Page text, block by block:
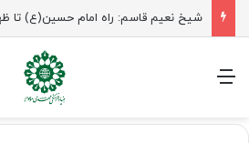
راهپیمایی اربعین، رزمایش منتظران ظهور
منو